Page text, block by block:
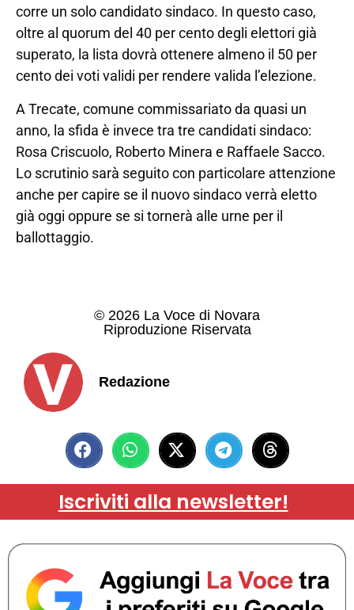
corre un solo candidato sindaco. In questo caso,
oltre al quorum del 40 per cento degli elettori già
superato, la lista dovrà ottenere almeno il 50 per
cento dei voti validi per rendere valida l’elezione.
A Trecate, comune commissariato da quasi un
anno, la sfida è invece tra tre candidati sindaco:
Rosa Criscuolo, Roberto Minera e Raffaele Sacco.
Lo scrutinio sarà seguito con particolare attenzione
anche per capire se il nuovo sindaco verrà eletto
già oggi oppure se si tornerà alle urne per il
ballottaggio.
© 2026 La Voce di Novara
Riproduzione Riservata
Redazione
Iscriviti alla newsletter!